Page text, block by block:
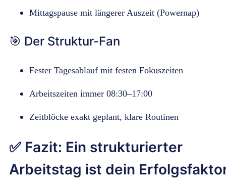
Mittagspause mit längerer Auszeit (Powernap)
🎯 Der Struktur-Fan
Fester Tagesablauf mit festen Fokuszeiten
Arbeitszeiten immer 08:30–17:00
Zeitblöcke exakt geplant, klare Routinen
✅ Fazit: Ein strukturierter
Arbeitstag ist dein